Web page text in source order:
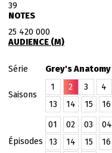
39
NOTES
25 420 000
AUDIENCE (M)
Série Grey's Anatomy
Saisons
1 2 3 4
13
14 15 16
Épisodes
01 02 03 04
13
14 15 16